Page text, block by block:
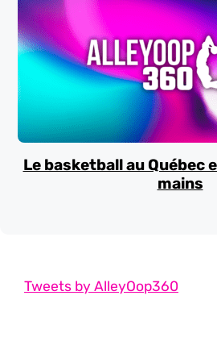
Le basketball au Québec
mains
Tweets by AlleyOop360